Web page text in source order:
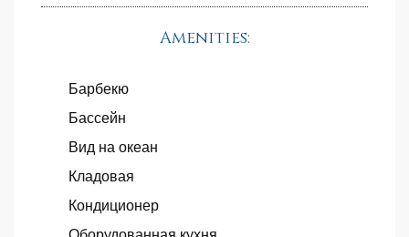
Amenities:
Барбекю
Бассейн
Вид на океан
Кладовая
Кондиционер